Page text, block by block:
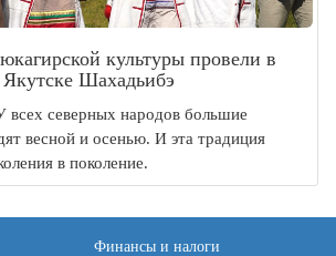
культуры провели в
Якутске Шахадьибэ
северных народов большие
весной и осенью. И эта традиция
в поколение.
Финансы и налоги